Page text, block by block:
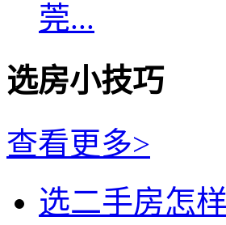
莞...
选房小技巧
查看更多>
选二手房怎